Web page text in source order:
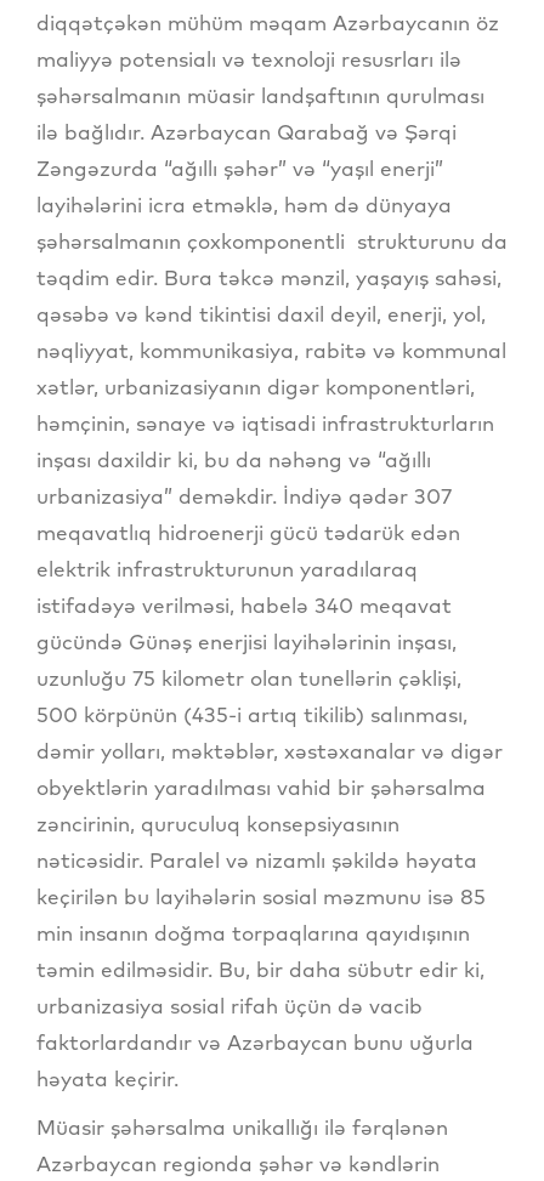
diqqətçəkən mühüm məqam Azərbaycanın öz
maliyyə potensialı və texnoloji resusrları ilə
şəhərsalmanın müasir landşaftının qurulması
ilə bağlıdır. Azərbaycan Qarabağ və Şərqi
Zəngəzurda “ağıllı şəhər” və “yaşıl enerji”
layihələrini icra etməklə, həm də dünyaya
şəhərsalmanın çoxkomponentli strukturunu da
təqdim edir. Bura təkcə mənzil, yaşayış sahəsi,
qəsəbə və kənd tikintisi daxil deyil, enerji, yol,
nəqliyyat, kommunikasiya, rabitə və kommunal
xətlər, urbanizasiyanın digər komponentləri,
həmçinin, sənaye və iqtisadi infrastrukturların
inşası daxildir ki, bu da nəhəng və “ağıllı
urbanizasiya” deməkdir. İndiyə qədər 307
meqavatlıq hidroenerji gücü tədarük edən
elektrik infrastrukturunun yaradılaraq
istifadəyə verilməsi, habelə 340 meqavat
gücündə Günəş enerjisi layihələrinin inşası,
uzunluğu 75 kilometr olan tunellərin çəklişi,
500 körpünün (435-i artıq tikilib) salınması,
dəmir yolları, məktəblər, xəstəxanalar və digər
obyektlərin yaradılması vahid bir şəhərsalma
zəncirinin, quruculuq konsepsiyasının
nəticəsidir. Paralel və nizamlı şəkildə həyata
keçirilən bu layihələrin sosial məzmunu isə 85
min insanın doğma torpaqlarına qayıdışının
təmin edilməsidir. Bu, bir daha sübutr edir ki,
urbanizasiya sosial rifah üçün də vacib
faktorlardandır və Azərbaycan bunu uğurla
həyata keçirir.
Müasir şəhərsalma unikallığı ilə fərqlənən
Azərbaycan regionda şəhər və kəndlərin